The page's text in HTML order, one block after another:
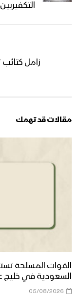
زامل كتائب
مقالات قد تهمك
السعودية في خليج
05/08/2026